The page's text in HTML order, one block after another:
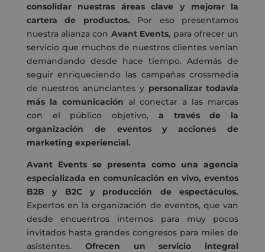
consolidar nuestras áreas clave y mejorar la
cartera de productos. Por eso presentamos
nuestra alianza con Avant Events, para ofrecer un
servicio que muchos de nuestros clientes venían
demandando desde hace tiempo. Además de
seguir enriqueciendo las campañas crossmedia
de nuestros anunciantes y personalizar todavía
más la comunicación al conectar a las marcas
con el público objetivo, a través de la
organización de eventos y acciones de
marketing experiencial.
Avant Events se presenta como una agencia
especializada en comunicación en vivo, eventos
B2B y B2C y producción de espectáculos.
Expertos en la organización de eventos, que van
desde encuentros internos para muy pocos
invitados hasta grandes congresos para miles de
asistentes. Ofrecen un servicio integral